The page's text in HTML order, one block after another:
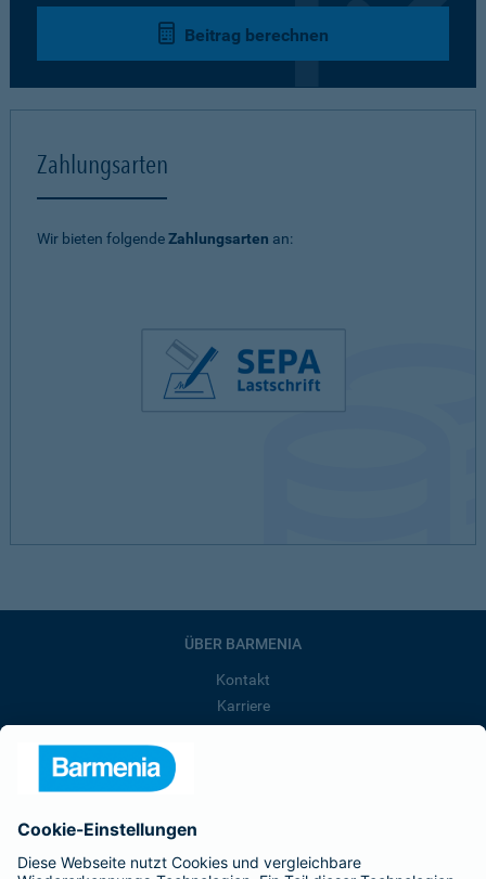
Beitrag berechnen
Zahlungsarten
Wir bieten folgendeZahlungsarten an:
ÜBER BARMENIA
Kontakt
Karriere
Barmenia ist Teil der BarmeniaGothaer